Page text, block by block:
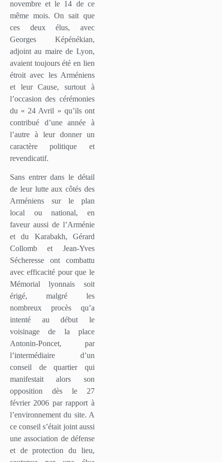
novembre et le 14 de ce
même mois. On sait que
ces deux élus, avec
Georges Képénékian,
adjoint au maire de Lyon,
avaient toujours été en lien
étroit avec les Arméniens
et leur Cause, surtout à
l’occasion des cérémonies
du « 24 Avril » qu’ils ont
contribué d’une année à
l’autre à leur donner un
caractère politique et
revendicatif.
Sans entrer dans le détail
de leur lutte aux côtés des
Arméniens sur le plan
local ou national, en
faveur aussi de l’Arménie
et du Karabakh, Gérard
Collomb et Jean-Yves
Sécheresse ont combattu
avec efficacité pour que le
Mémorial lyonnais soit
érigé, malgré les
nombreux procès qu’a
intenté au début le
voisinage de la place
Antonin-Poncet, par
l’intermédiaire d’un
conseil de quartier qui
manifestait alors son
opposition dès le 27
février 2006 par rapport à
l’environnement du site. A
ce conseil s’était joint aussi
une association de défense
et de protection du lieu,